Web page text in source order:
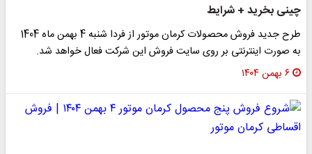
چینی بخرید + شرایط
طرح جدید فروش محصولات کرمان موتور از فردا شنبه 4 بهمن ماه 1404
به صورت اینترنتی بر روی سایت فروش این شرکت فعال خواهد شد.
۶ بهمن ۱۴۰۴